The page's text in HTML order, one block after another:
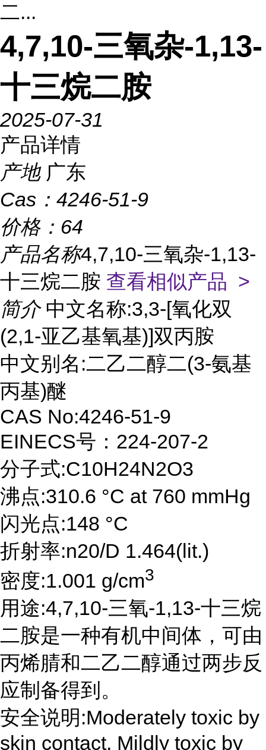
二...
4,7,10-三氧杂-1,13-
十三烷二胺
2025-07-31
产品详情
产地 广东
Cas： 4246-51-9
价格： 64
产品名称4,7,10-三氧杂-1,13-
十三烷二胺 查看相似产品 >
简介 中文名称:3,3-[氧化双
(2,1-亚乙基氧基)]双丙胺
中文别名:二乙二醇二(3-氨基
丙基)醚
CAS No:4246-51-9
EINECS号：224-207-2
分子式:C10H24N2O3
沸点:310.6 °C at 760 mmHg
闪光点:148 °C
折射率:n20/D 1.464(lit.)
密度:1.001 g/cm3
用途:4,7,10-三氧-1,13-十三烷
二胺是一种有机中间体，可由
丙烯腈和二乙二醇通过两步反
应制备得到。
安全说明:Moderately toxic by
skin contact. Mildly toxic by